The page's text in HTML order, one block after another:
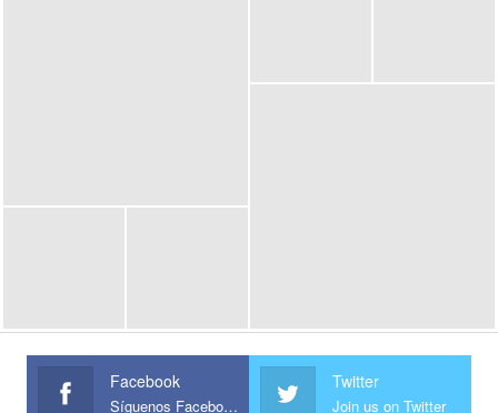
Facebook
Síguenos Facebook
Twitter
Join us on Twitter